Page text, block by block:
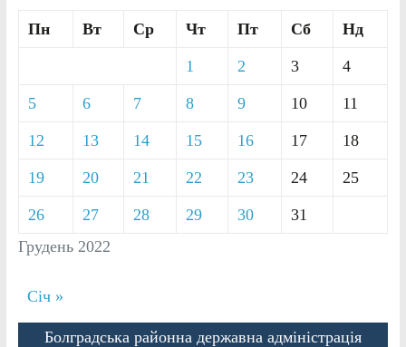
Грудень 2022
Пн Вт Ср Чт Пт Сб Нд
1 2 3 4
5 6 7 8 9 10 11
12 13 14 15 16 17 18
19 20 21 22 23 24 25
26 27 28 29 30 31
Січ »
Болградська районна державна адміністрація